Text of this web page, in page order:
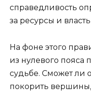
справедливость
за ресурсы и
На фоне этого
из нулевого пояса
судьбе. Сможет ли
покорить